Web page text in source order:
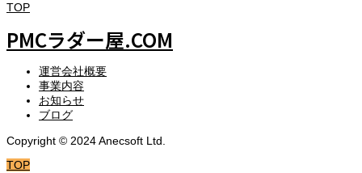
TOP
PMCラダー屋.COM
運営会社概要
事業内容
お知らせ
ブログ
Copyright © 2024 Anecsoft Ltd.
TOP